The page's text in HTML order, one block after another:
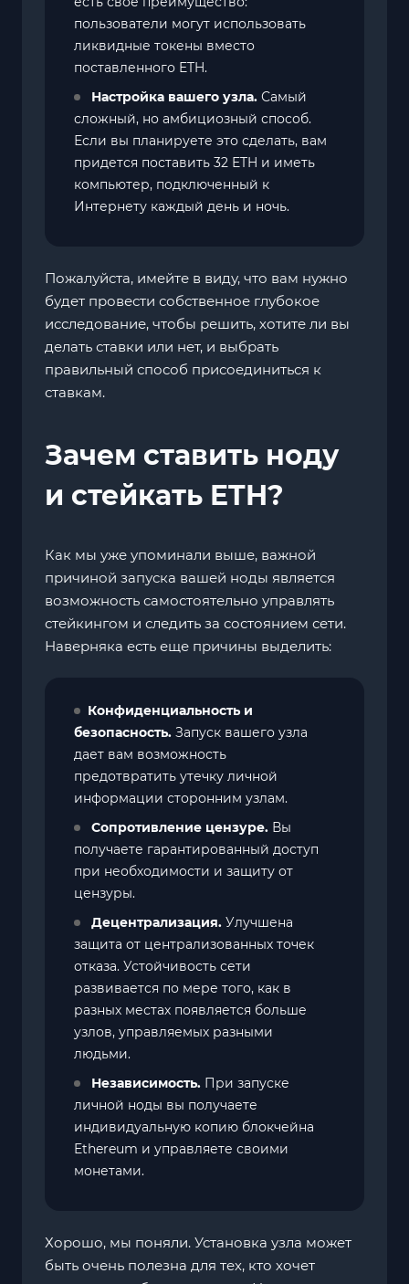
пользователи могут использовать
ликвидные токены вместо
поставленного ETH.
Настройка вашего узла. Самый
сложный, но амбициозный способ.
Если вы планируете это сделать, вам
придется поставить 32 ETH и иметь
компьютер, подключенный к
Интернету каждый день и ночь.
Пожалуйста, имейте в виду, что вам нужно
будет провести собственное глубокое
исследование, чтобы решить, хотите ли вы
делать ставки или нет, и выбрать
правильный способ присоединиться к
ставкам.
Зачем ставить ноду
и стейкать ETH?
Как мы уже упоминали выше, важной
причиной запуска вашей ноды является
возможность самостоятельно управлять
стейкингом и следить за состоянием сети.
Наверняка есть еще причины выделить:
Конфиденциальность и
безопасность. Запуск вашего узла
дает вам возможность
предотвратить утечку личной
информации сторонним узлам.
Сопротивление цензуре. Вы
получаете гарантированный доступ
при необходимости и защиту от
цензуры.
Децентрализация. Улучшена
защита от централизованных точек
отказа. Устойчивость сети
развивается по мере того, как в
разных местах появляется больше
узлов, управляемых разными
людьми.
Независимость. При запуске
личной ноды вы получаете
индивидуальную копию блокчейна
Ethereum и управляете своими
монетами.
Хорошо, мы поняли. Установка узла может
быть очень полезна для тех, кто хочет